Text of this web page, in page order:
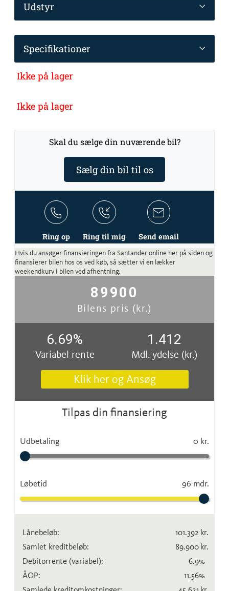
Udstyr
Specifikationer
Ikke på lager
Ikke på lager
Skal du sælge din nuværende bil?
Sælg din bil til os
Ring op Ring til mig Send email
Hvis du ansøger finansieringen fra Santander online her på siden og
finansierer bilen hos os ved køb, så sætter vi en lækker
weekendkurv i bilen ved afhentning.
89900
Bilens pris (kr.)
6.69%
Variabel rente
1.412
Mdl. ydelse (kr.)
Klik her og Ansøg
Tilpas din finansiering
Udbetaling 0 kr.
Løbetid 96 mdr.
Lånebeløb: 101.392 kr.
Samlet kreditbeløb:
89.900 kr.
Debitorrente (variabel): 6.9%
ÅOP:
11.56%